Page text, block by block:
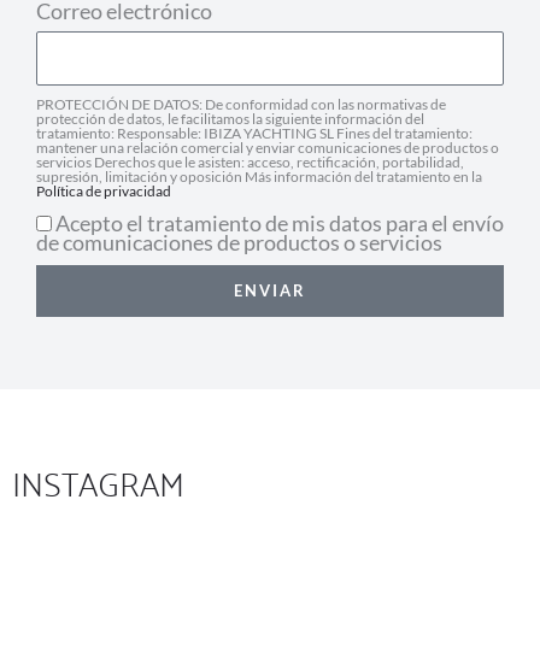
Correo electrónico
PROTECCIÓN DE DATOS: De conformidad con las normativas de
protección de datos, le facilitamos la siguiente información del
tratamiento: Responsable: IBIZA YACHTING SL Fines del tratamiento:
mantener una relación comercial y enviar comunicaciones de productos o
servicios Derechos que le asisten: acceso, rectificación, portabilidad,
supresión, limitación y oposición Más información del tratamiento en la
Política de privacidad
Acepto el tratamiento de mis datos para el envío
de comunicaciones de productos o servicios
ENVIAR
INSTAGRAM